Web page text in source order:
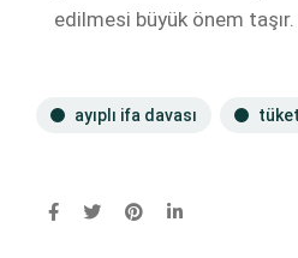
edilmesi büyük önem taşır.
ayıplı ifa davası